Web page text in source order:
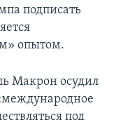
подписать
опытом.
Макрон осудил
под